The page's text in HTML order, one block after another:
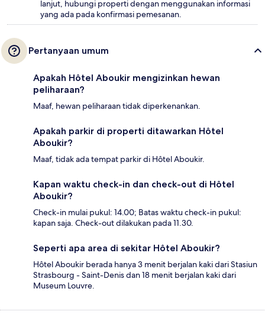
lanjut, hubungi properti dengan menggunakan informasi
yang ada pada konfirmasi pemesanan.
Pertanyaan umum
Apakah Hôtel Aboukir mengizinkan hewan
peliharaan?
Maaf, hewan peliharaan tidak diperkenankan.
Apakah parkir di properti ditawarkan Hôtel
Aboukir?
Maaf, tidak ada tempat parkir di Hôtel Aboukir.
Kapan waktu check-in dan check-out di Hôtel
Aboukir?
Check-in mulai pukul: 14.00; Batas waktu check-in pukul:
kapan saja. Check-out dilakukan pada 11.30.
Seperti apa area di sekitar Hôtel Aboukir?
Hôtel Aboukir berada hanya 3 menit berjalan kaki dari Stasiun
Strasbourg - Saint-Denis dan 18 menit berjalan kaki dari
Museum Louvre.